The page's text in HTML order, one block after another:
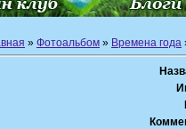
» Фотоальбом » Времена года